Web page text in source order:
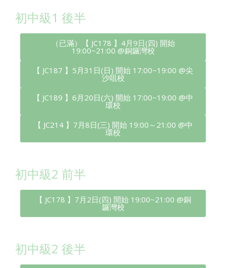
初中級1 後半
（已滿）【 JC178 】4月9日(四) 開始
19:00~21:00 @銅鑼灣校
【 JC187 】5月31日(日) 開始 17:00~19:00 @尖
沙咀校
【 JC189 】6月20日(六) 開始 17:00~19:00 @中
環校
【 JC214 】7月8日(三) 開始 19:00～21:00 @中
環校
初中級2 前半
【 JC178 】7月2日(四) 開始 19:00~21:00 @銅
鑼灣校
初中級2 後半